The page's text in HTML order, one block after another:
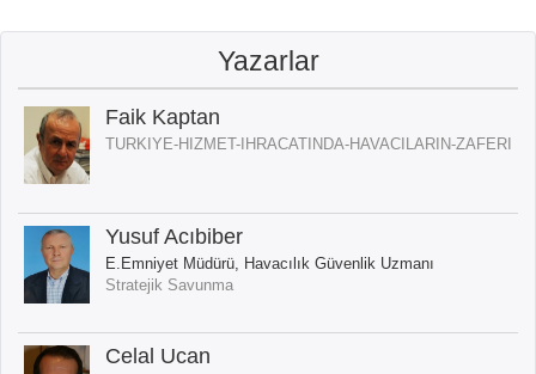
Yazarlar
Faik Kaptan
TURKIYE-HIZMET-IHRACATINDA-HAVACILARIN-ZAFERI
Yusuf Acıbiber
E.Emniyet Müdürü, Havacılık Güvenlik Uzmanı
Stratejik Savunma
Celal Ucan